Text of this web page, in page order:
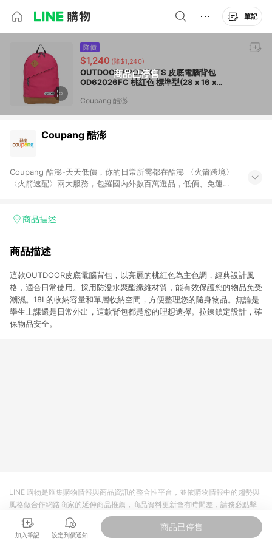
筆記
商品已停售
降價
$1,240 (降$1,240)
OUTDOOR PRODUCTS 皮底電腦背包
OD62026FC 桃紅色 標準型(28 x 16 x
Coupang 酷澎
Coupang 酷澎
Coupang 酷澎-天天低價，你的日常所需都在酷澎 〈火箭跨境〉
〈火箭速配〉兩大服務，包羅國內外數百萬選品，低價、免運，
加入WOW會員告別湊免運，火箭速配、火箭跨境優質選品不限金
商品描述
商品描述
這款OUTDOOR皮底電腦背包，以亮麗的桃紅色為主色調，經典設計風
格，適合日常使用。採用防潑水聚酯纖維材質，能有效保護您的物品免受
潮濕。18L的收納容量和單層收納空間，方便整理您的隨身物品。無論是
學生上課還是日常外出，這款背包都是您的理想選擇。拉鍊鎖定設計，確
保物品安全。
加入筆記 設定到價通知
商品已停售
LINE 購物是匯集購物情報與商品資訊的整合性平台，並依購物情報中的趨勢與
風格做合作網路商家的延伸商品推薦，商品資料更新會有時間差，請務必點擊
商品至各合作網路商家，確認現售價與購物條件，一切資訊以合作廠商網頁為
準。